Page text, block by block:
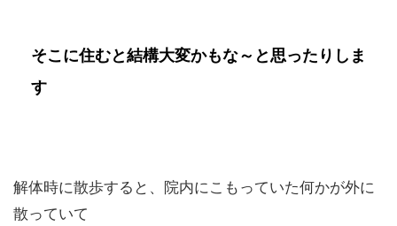
そこに住むと結構大変かもな～と思ったりしま
す
解体時に散歩すると、院内にこもっていた何かが外に
散っていて